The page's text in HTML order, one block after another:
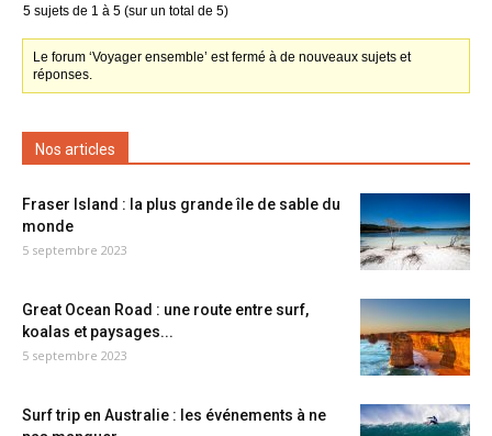
5 sujets de 1 à 5 (sur un total de 5)
Le forum ‘Voyager ensemble’ est fermé à de nouveaux sujets et
réponses.
Nos articles
Fraser Island : la plus grande île de sable du
monde
5 septembre 2023
Great Ocean Road : une route entre surf,
koalas et paysages...
5 septembre 2023
Surf trip en Australie : les événements à ne